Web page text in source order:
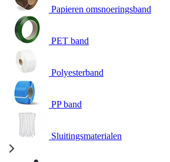
Papieren omsnoeringsband
PET band
Polyesterband
PP band
Sluitingsmaterialen